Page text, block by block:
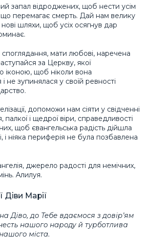
запал відроджених, щоб нести усім
що перемагає смерть. Дай нам велику
шляхи, щоб усіх осягнув дар
споглядання, мати любові, наречена
за Церкву, якої
іконою, щоб ніколи вона
не зупинялася у своїй ревності
допоможи нам сіяти у свідченні
палкої і щедрої віри, справедливості
щоб євангельська радість дійшла
і ніяка периферія не була позбавлена
джерело радості для немічних,
Алилуя.
Марії
Діво, до Тебе вдаємося з довір’ям
нашого народу й турботлива
міста.